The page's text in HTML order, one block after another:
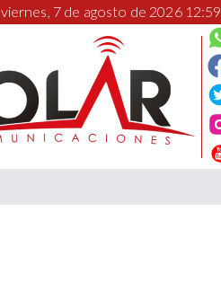
viernes, 7 de agosto de 2026 12:59